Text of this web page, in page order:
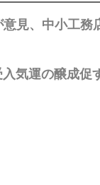
見、中小工務
気運の醸成促